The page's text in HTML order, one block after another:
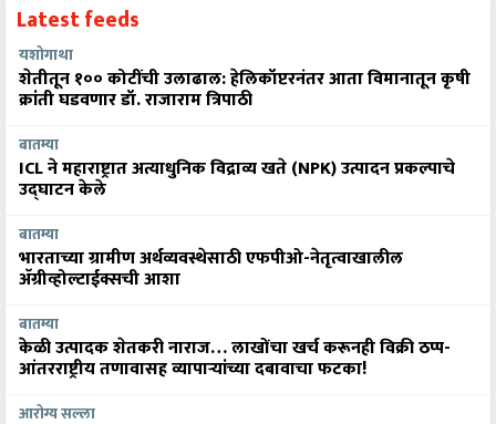
Latest feeds
यशोगाथा
शेतीतून १०० कोटींची उलाढाल: हेलिकॉप्टरनंतर आता विमानातून कृषी
क्रांती घडवणार डॉ. राजाराम त्रिपाठी
बातम्या
ICL ने महाराष्ट्रात अत्याधुनिक विद्राव्य खते (NPK) उत्पादन प्रकल्पाचे
उद्घाटन केले
बातम्या
भारताच्या ग्रामीण अर्थव्यवस्थेसाठी एफपीओ-नेतृत्वाखालील
अ‍ॅग्रीव्होल्टाईक्सची आशा
बातम्या
केळी उत्पादक शेतकरी नाराज… लाखोंचा खर्च करूनही विक्री ठप्प-
आंतरराष्ट्रीय तणावासह व्यापाऱ्यांच्या दबावाचा फटका!
आरोग्य सल्ला